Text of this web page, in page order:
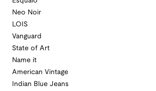
Neo Noir
LOIS
Vanguard
State of Art
Name it
American Vintage
Indian Blue Jeans